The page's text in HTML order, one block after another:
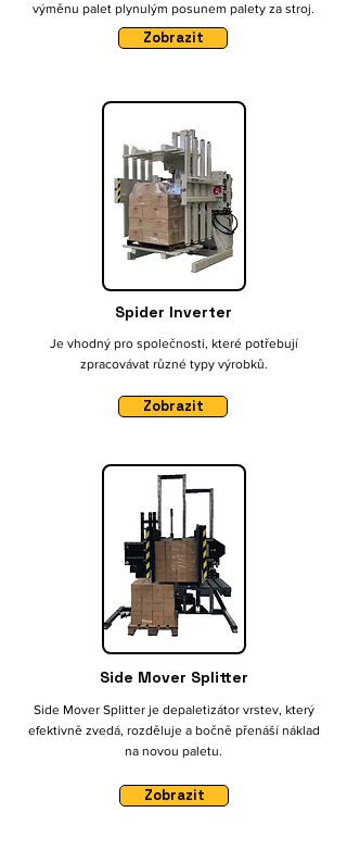
výměnu palet plynulým posunem palety za stroj.
Zobrazit
Spider Inverter
Je vhodný pro společnosti, které potřebují
zpracovávat různé typy výrobků.
Zobrazit
Side Mover Splitter
Side Mover Splitter je depaletizátor vrstev, který
efektivně zvedá, rozděluje a bočně přenáší náklad
na novou paletu.
Zobrazit